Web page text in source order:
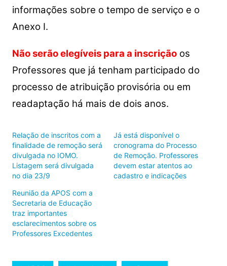
informações sobre o tempo de serviço e o
Anexo I.
Não serão elegíveis para a inscriçãoos
Professores que já tenham participado do
processo de atribuição provisória ou em
readaptação há mais de dois anos.
Relação de inscritos com a
finalidade de remoção será
divulgada no IOMO.
Listagem será divulgada
no dia 23/9
Já está disponível o
cronograma do Processo
de Remoção. Professores
devem estar atentos ao
cadastro e indicações
Reunião da APOS com a
Secretaria de Educação
traz importantes
esclarecimentos sobre os
Professores Excedentes